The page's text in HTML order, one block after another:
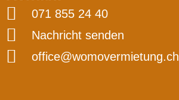
071 855 24 40
Nachricht senden
office@womovermietung.ch